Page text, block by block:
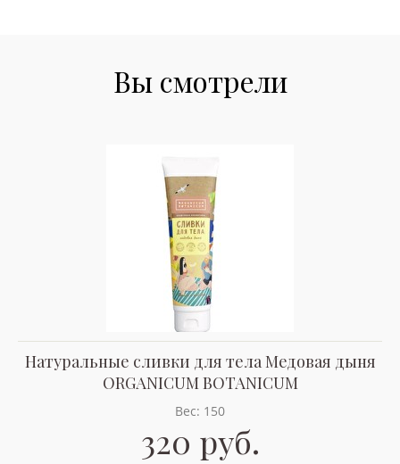
Вы смотрели
Натуральные сливки для тела Медовая дыня
ORGANICUM BOTANICUM
Вес: 150
320 руб.